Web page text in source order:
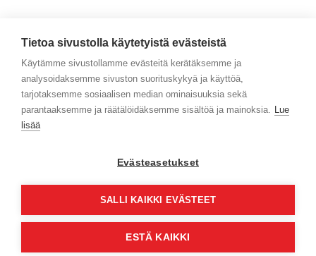
Yhteystiedot
Selaa tuotteita
Maksa turvallisesti
Tietoa sivustolla käytetyistä evästeistä
Käytämme sivustollamme evästeitä kerätäksemme ja
analysoidaksemme sivuston suorituskykyä ja käyttöä,
tarjotaksemme sosiaalisen median ominaisuuksia sekä
parantaaksemme ja räätälöidäksemme sisältöä ja mainoksia. Lue
lisää
Evästeasetukset
SALLI KAIKKI EVÄSTEET
ESTÄ KAIKKI